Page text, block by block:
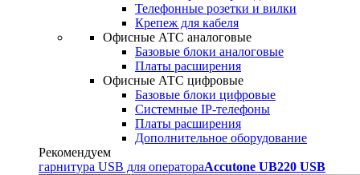
Телефонные розетки и вилки
Крепеж для кабеля
Офисные АТС аналоговые
Базовые блоки аналоговые
Платы расширения
Офисные АТС цифровые
Базовые блоки цифровые
Системные IP-телефоны
Платы расширения
Дополнительное оборудование
Рекомендуем
гарнитура USB для оператораAccutone UB220 USB